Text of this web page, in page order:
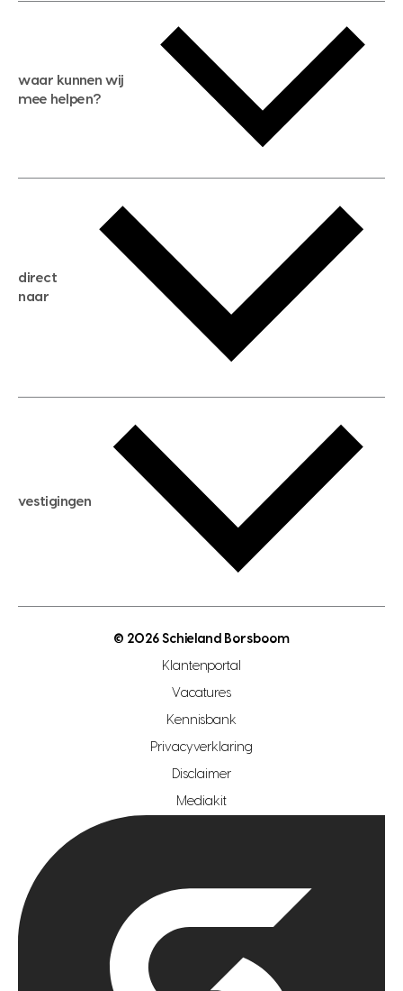
waar kunnen wij
mee helpen?
gratis zoekservice
huis verkopen
huis kopen
aankoopadvies
verkoopadvies
hypotheekadvies
direct
naar
hypotheek berekenen
maximale hypotheek berekenen
hypotheek bespaarcheck
gratis zoekprofiel aanmaken
open woningwaarde dag
vestigingen
makelaar regio zoetermeer
hypotheekshop regio den haag
hypotheekshop regio rotterdam
© 2026 Schieland Borsboom
Klantenportal
Vacatures
Kennisbank
Privacyverklaring
Disclaimer
Mediakit